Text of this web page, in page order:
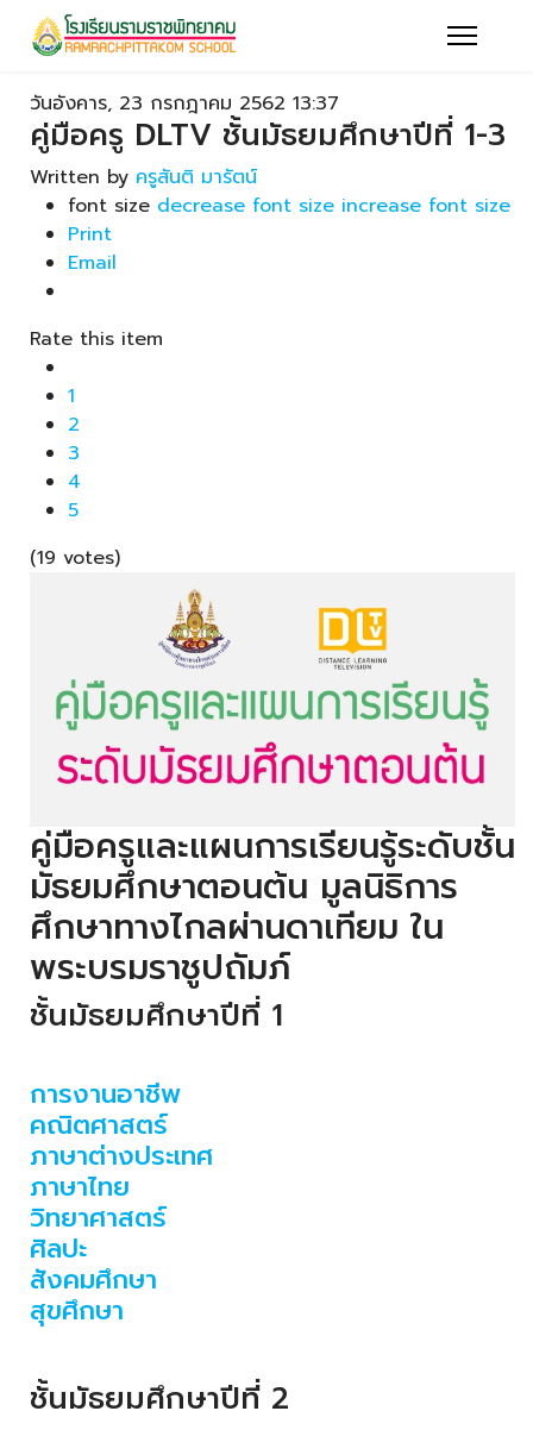
วันอังคาร, 23 กรกฎาคม 2562 13:37
คู่มือครู DLTV ชั้นมัธยมศึกษาปีที่ 1-3
Written by ครูสันติ มารัตน์
font size decrease font size increase font size
Print
Email
Rate this item
1
2
3
4
5
(19 votes)
คู่มือครูและแผนการเรียนรู้ระดับชั้น
มัธยมศึกษาตอนต้น มูลนิธิการ
ศึกษาทางไกลผ่านดาเทียม ใน
พระบรมราชูปถัมภ์
ชั้นมัธยมศึกษาปีที่ 1
การงานอาชีพ
คณิตศาสตร์
ภาษาต่างประเทศ
ภาษาไทย
วิทยาศาสตร์
ศิลปะ
สังคมศึกษา
สุขศึกษา
ชั้นมัธยมศึกษาปีที่ 2